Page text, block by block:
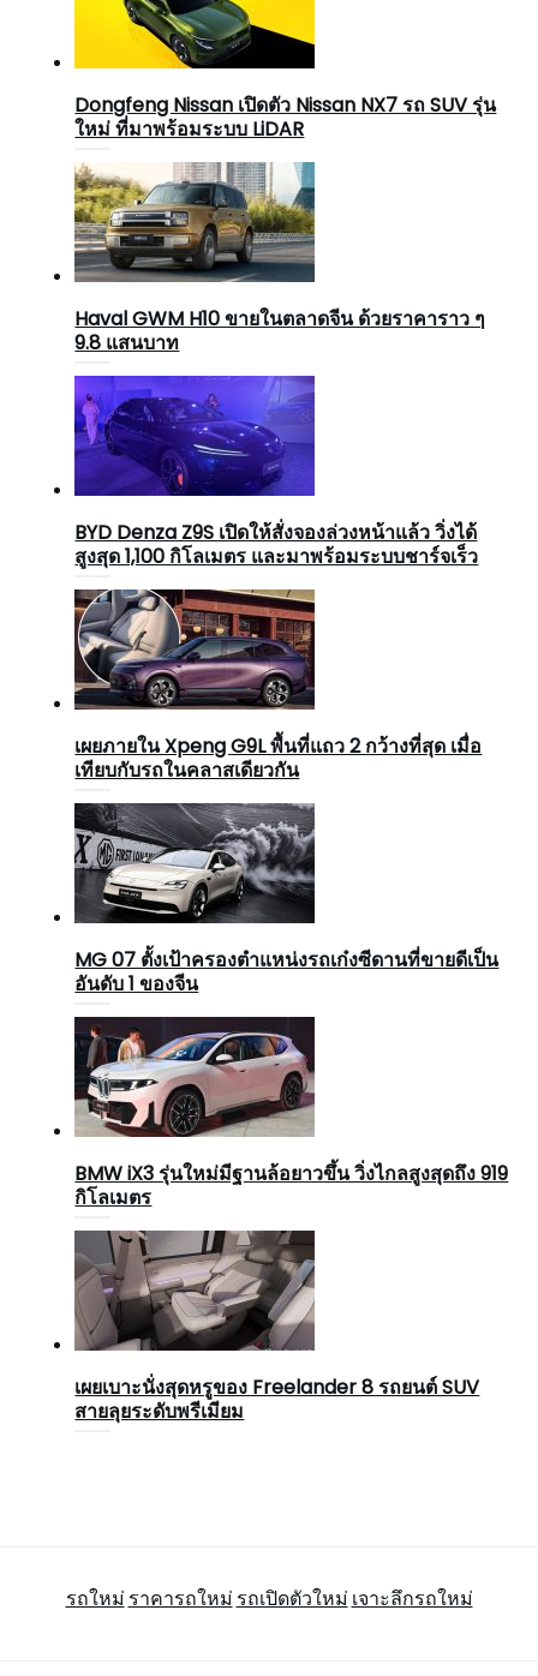
Dongfeng Nissan เปิดตัว Nissan NX7 รถ SUV รุ่น
ใหม่ ที่มาพร้อมระบบ LiDAR
Haval GWM H10 ขายในตลาดจีน ด้วยราคาราว ๆ
9.8 แสนบาท
BYD Denza Z9S เปิดให้สั่งจองล่วงหน้าแล้ว วิ่งได้
สูงสุด 1,100 กิโลเมตร และมาพร้อมระบบชาร์จเร็ว
เผยภายใน Xpeng G9L พื้นที่แถว 2 กว้างที่สุด เมื่อ
เทียบกับรถในคลาสเดียวกัน
MG 07 ตั้งเป้าครองตำแหน่งรถเก๋งซีดานที่ขายดีเป็น
อันดับ 1 ของจีน
BMW iX3 รุ่นใหม่มีฐานล้อยาวขึ้น วิ่งไกลสูงสุดถึง 919
กิโลเมตร
เผยเบาะนั่งสุดหรูของ Freelander 8 รถยนต์ SUV
สายลุยระดับพรีเมียม
รถใหม่ ราคารถใหม่ รถเปิดตัวใหม่ เจาะลึกรถใหม่